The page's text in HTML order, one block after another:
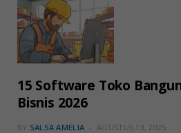
15 Software Toko
Bisnis 2026
BY SALSA AMELIA AGUSTUS 13, 2025